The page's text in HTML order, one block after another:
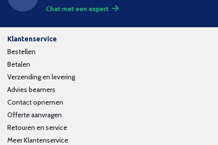
Chat met een expert
Klantenservice
Bestellen
Betalen
Verzending en levering
Advies beamers
Contact opnemen
Offerte aanvragen
Retouren en service
Meer Klantenservice